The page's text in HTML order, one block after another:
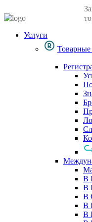
Услуги
Товарные
В
В
В
В
В